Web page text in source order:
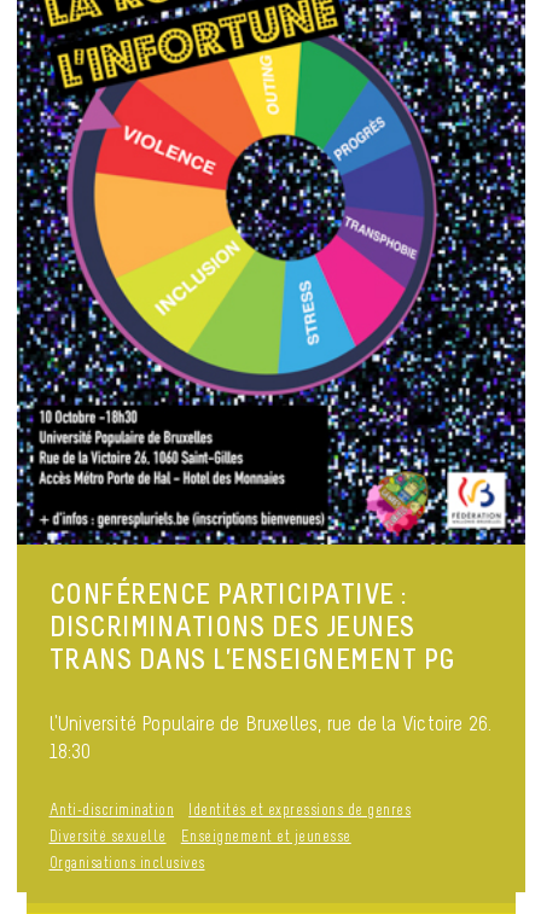
CONFÉRENCE PARTICIPATIVE :
DISCRIMINATIONS DES JEUNES
TRANS DANS L’ENSEIGNEMENT PG
l'Université Populaire de Bruxelles, rue de la Victoire 26.
18:30
Anti-discrimination
Identités et expressions de genres
Diversité sexuelle
Enseignement et jeunesse
Organisations inclusives